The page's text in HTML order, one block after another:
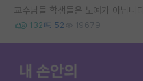
교수님들 학생들은 노예가 아닙니다.
132 52 19679